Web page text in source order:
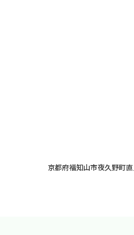
京都府福知山市夜久野町